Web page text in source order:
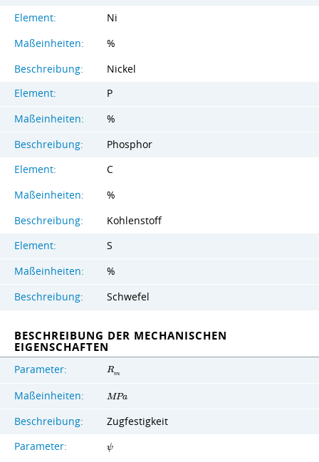
Element:
Ni
Maßeinheiten:
%
Beschreibung:
Nickel
Element:
P
Maßeinheiten:
%
Beschreibung:
Phosphor
Element:
C
Maßeinheiten:
%
Beschreibung:
Kohlenstoff
Element:
S
Maßeinheiten:
%
Beschreibung:
Schwefel
BESCHREIBUNG DER MECHANISCHEN
EIGENSCHAFTEN
Parameter: Rm
Maßeinheiten: MPa
Beschreibung:
Zugfestigkeit
Parameter:
ψ